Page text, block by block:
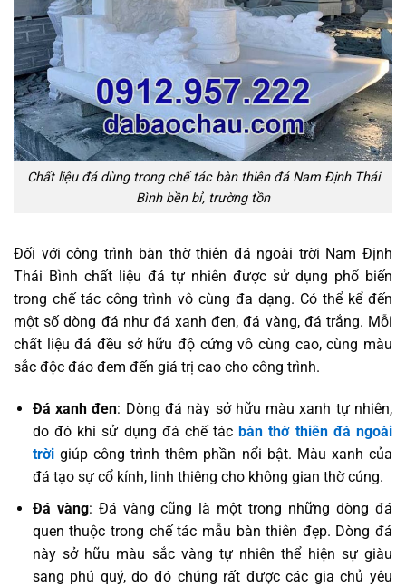
Chất liệu đá dùng trong chế tác bàn thiên đá Nam Định Thái
Bình bền bỉ, trường tồn
Đối với công trình bàn thờ thiên đá ngoài trời Nam Định
Thái Bình chất liệu đá tự nhiên được sử dụng phổ biến
trong chế tác công trình vô cùng đa dạng. Có thể kể đến
một số dòng đá như đá xanh đen, đá vàng, đá trắng. Mỗi
chất liệu đá đều sở hữu độ cứng vô cùng cao, cùng màu
sắc độc đáo đem đến giá trị cao cho công trình.
Đá xanh đen: Dòng đá này sở hữu màu xanh tự nhiên,
do đó khi sử dụng đá chế tác bàn thờ thiên đá ngoài
trờigiúp công trình thêm phần nổi bật. Màu xanh của
đá tạo sự cổ kính, linh thiêng cho không gian thờ cúng.
Đá vàng: Đá vàng cũng là một trong những dòng đá
quen thuộc trong chế tác mẫu bàn thiên đẹp. Dòng đá
này sở hữu màu sắc vàng tự nhiên thể hiện sự giàu
sang phú quý, do đó chúng rất được các gia chủ yêu